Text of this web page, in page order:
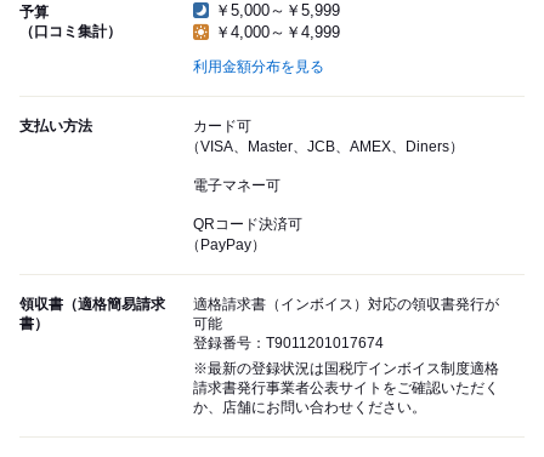
予算
（口コミ集計）
￥5,000～￥5,999
￥4,000～￥4,999
利用金額分布を見る
支払い方法
カード可
（VISA、Master、JCB、AMEX、Diners）
電子マネー可
QRコード決済可
（PayPay）
領収書（適格簡易請求
書）
適格請求書（インボイス）対応の領収書発行が
可能
登録番号：T9011201017674
※最新の登録状況は国税庁インボイス制度適格
請求書発行事業者公表サイトをご確認いただく
か、店舗にお問い合わせください。